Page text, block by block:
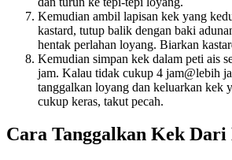
Kemudian ambil lapisan kek yang
kastard, tutup balik dengan baki
hentak perlahan loyang. Biarkan
Kemudian simpan kek dalam peti ais
jam. Kalau tidak cukup 4 jam@lebih
tanggalkan loyang dan keluarkan kek
cukup keras, takut pecah.
Cara Tanggalkan Kek Dari